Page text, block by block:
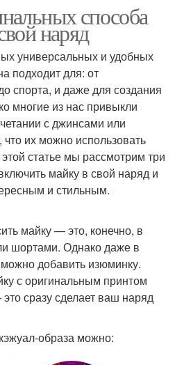
способа
наряд
универсальных и удобных
подходит для: от
спорта, и даже для создания
многие из нас привыкли
с джинсами или
их можно использовать
статье мы рассмотрим три
майку в свой наряд и
и стильным.
майку — это, конечно, в
шортами. Однако даже в
добавить изюминку.
с оригинальным принтом
сразу сделает ваш наряд
образа можно: